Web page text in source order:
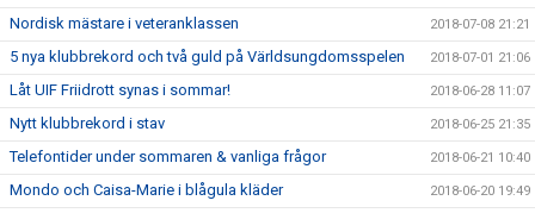
Nordisk mästare i veteranklassen 2018-07-08 21:21
5 nya klubbrekord och två guld på Världsungdomsspelen 2018-07-01 21:06
Låt UIF Friidrott synas i sommar! 2018-06-28 11:07
Nytt klubbrekord i stav 2018-06-25 21:35
Telefontider under sommaren & vanliga frågor 2018-06-21 10:40
Mondo och Caisa-Marie i blågula kläder 2018-06-20 19:49